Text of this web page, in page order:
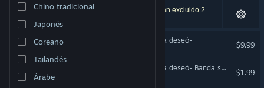
Cambiar idioma
Obtener la aplicación de Steam Mobile
Ver versión clásica
Chino tradicional
Japonés
Coreano
Tailandés
Árabe
4 resultado(s) coinciden con la búsqueda. Se han excluido 2
títulos según tus preferencias.
Lucy -La eternidad que ella deseó-
$9.99
Lucy -La eternidad que ella deseó- Banda sonora del Ending
$1.99